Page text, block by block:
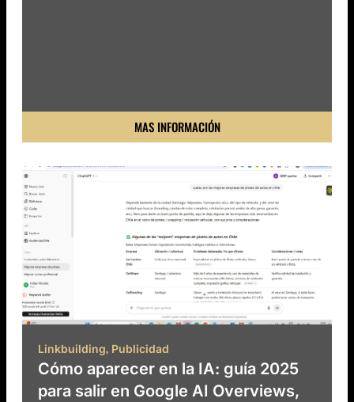
MAS INFORMACIÓN
Linkbuilding, Publicidad
Cómo aparecer en la IA: guía 2025
para salir en Google AI Overviews,